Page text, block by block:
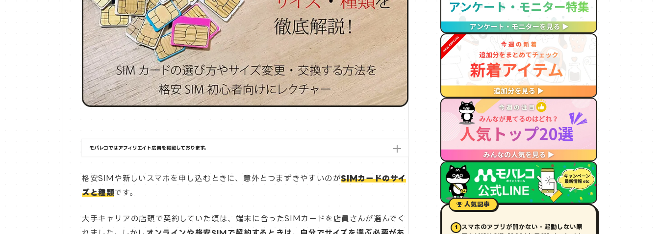
モバレコではアフィリエイト広告を掲載しております。
格安SIMや新しいスマホを申し込むときに、意外とつまずきやすいのがSIMカードのサイ
ズと種類です。
大手キャリアの店頭で契約していた頃は、端末に合ったSIMカードを店員さんが選んでく
人気記事
1
スマホのアプリが開かない・起動しない原